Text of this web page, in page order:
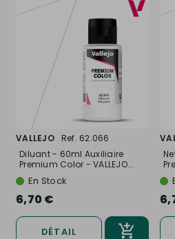
VALLEJO
Ref. 62.066
Diluant - 60ml Auxiliaire
Premium Color - VALLEJO...
En Stock
6,70 €
DÉTAIL